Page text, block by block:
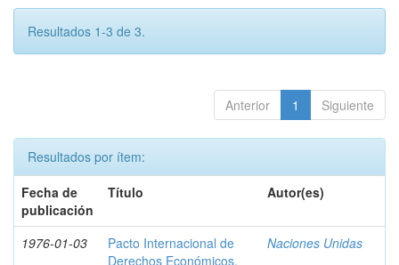
Resultados 1-3 de 3.
Anterior 1 Siguiente
Resultados por ítem:
Fecha de
publicación
Título Autor(es)
1976-01-03
Pacto Internacional de
Derechos Económicos,
Naciones Unidas